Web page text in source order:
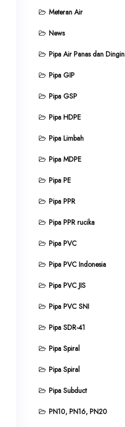
Meteran Air
News
Pipa Air Panas dan Dingin
Pipa GIP
Pipa GSP
Pipa HDPE
Pipa Limbah
Pipa MDPE
Pipa PE
Pipa PPR
Pipa PPR rucika
Pipa PVC
Pipa PVC Indonesia
Pipa PVC JIS
Pipa PVC SNI
Pipa SDR-41
Pipa Spiral
Pipa Spiral
Pipa Subduct
PN10, PN16, PN20